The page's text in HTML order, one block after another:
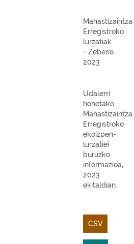
Mahastizaintza
Erregistroko
lurzatiak
- Zeberio
2023
Udalerri
honetako
Mahastizaintza
Erregistroko
ekoizpen-
lurzatiei
buruzko
informazioa,
2023
ekitaldian.
CSV